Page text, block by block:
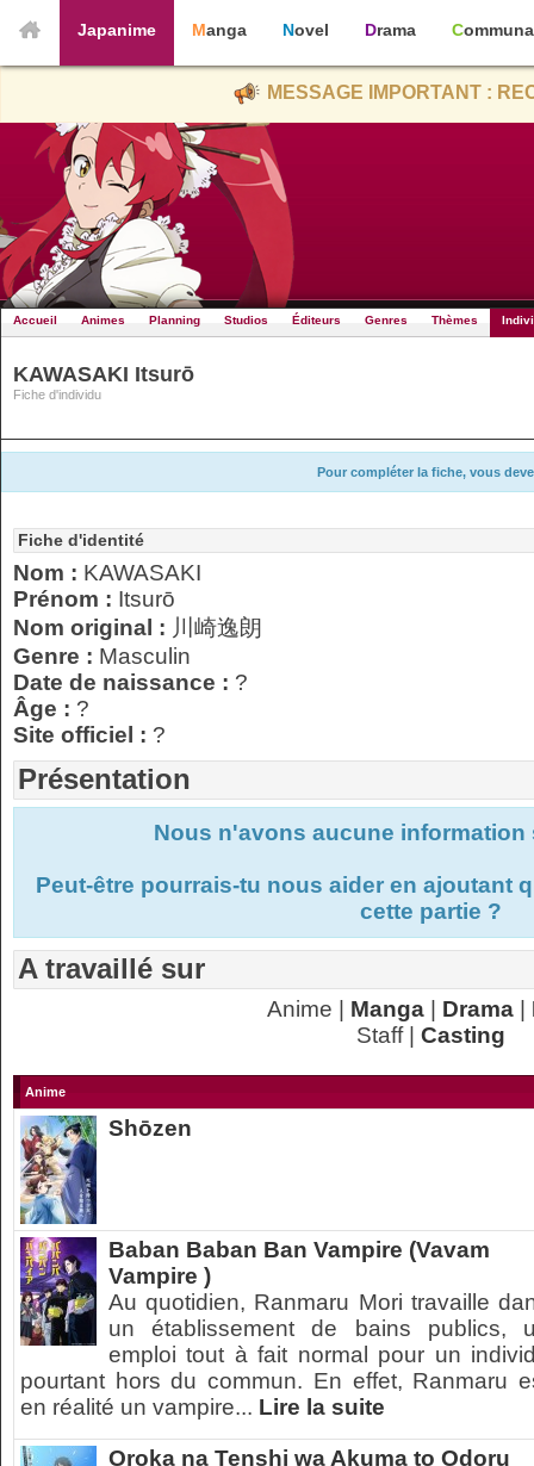
Japanime Manga Novel Drama
MESSAGE IMPORTANT :
Accueil Animes Planning Studios Éditeurs Genres Thèmes
KAWASAKI Itsurō
Fiche d'individu
Pour compléter la fiche, vous
Fiche d'identité
Nom : KAWASAKI
Prénom : Itsurō
Nom original : 川崎逸朗
Genre : Masculin
Date de naissance : ?
Âge : ?
Site officiel : ?
Présentation
Nous n'avons aucune
Peut-être pourrais-tu nous aider en ajoutant
cette partie ?
A travaillé sur
Anime | Manga| Drama|
Staff | Casting
Anime
Shōzen
Baban Baban Ban Vampire (Vavam
Vampire )
Au quotidien, Ranmaru Mori travaille
un établissement de bains publics,
emploi tout à fait normal pour un
pourtant hors du commun. En effet, Ranmaru
en réalité un vampire... Lire la suite
Oroka na Tenshi wa Akuma to Odoru